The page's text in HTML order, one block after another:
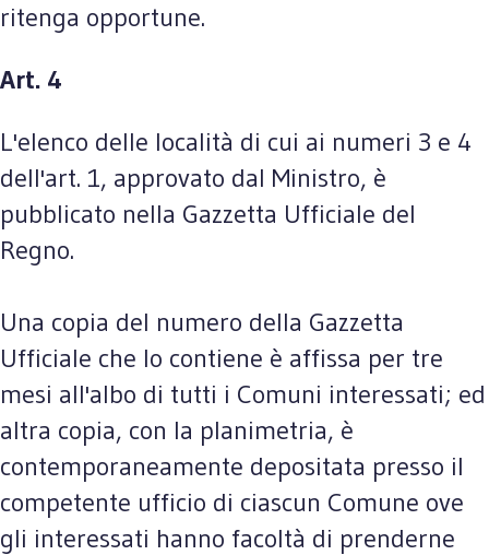
ritenga opportune.
Art. 4
L'elenco delle località di cui ai numeri 3 e 4
dell'art. 1, approvato dal Ministro, è
pubblicato nella Gazzetta Ufficiale del
Regno.
Una copia del numero della Gazzetta
Ufficiale che lo contiene è affissa per tre
mesi all'albo di tutti i Comuni interessati; ed
altra copia, con la planimetria, è
contemporaneamente depositata presso il
competente ufficio di ciascun Comune ove
gli interessati hanno facoltà di prenderne